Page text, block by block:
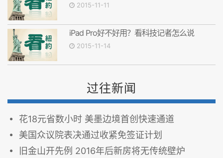
2015-11-11
iPad Pro好不好用？看科技记者怎么说
2015-11-14
过往新闻
花18元省数小时 美墨边境首创快速通道
美国众议院表决通过收紧免签证计划
旧金山开先例 2016年后新房将无传统壁炉